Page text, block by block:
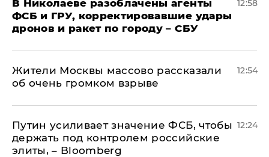
В Николаеве разоблачены агенты
ФСБ и ГРУ, корректировавшие удары
дронов и ракет по городу – СБУ
12:58
Жители Москвы массово рассказали
об очень громком взрыве
12:54
Путин усиливает значение ФСБ, чтобы
держать под контролем российские
элиты, – Bloomberg
12:24